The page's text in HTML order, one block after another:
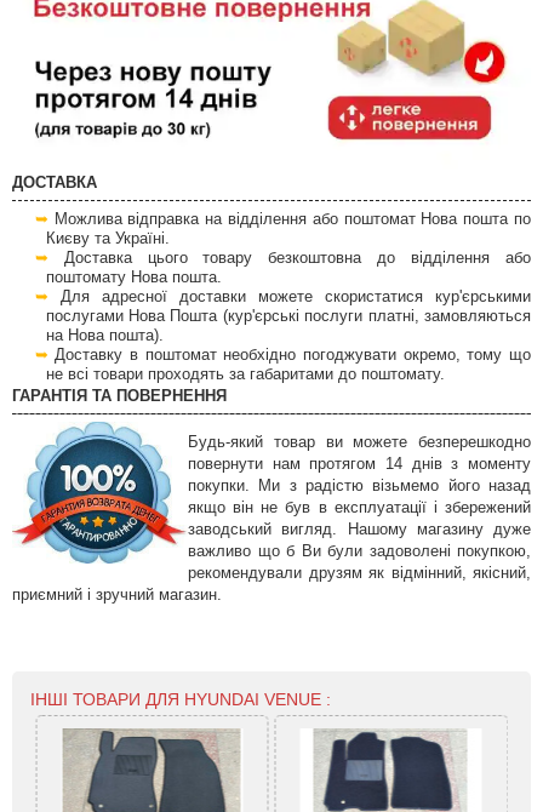
ДОСТАВКА
Можлива відправка на відділення або поштомат Нова пошта по
Києву та Україні.
Доставка цього товару безкоштовна до відділення або
поштомату Нова пошта.
Для адресної доставки можете скористатися кур'єрськими
послугами Нова Пошта (кур'єрські послуги платні, замовляються
на Нова пошта).
Доставку в поштомат необхідно погоджувати окремо, тому що
не всі товари проходять за габаритами до поштомату.
ГАРАНТІЯ ТА ПОВЕРНЕННЯ
Будь-який товар ви можете безперешкодно
повернути нам протягом 14 днів з моменту
покупки. Ми з радістю візьмемо його назад
якщо він не був в експлуатації і збережений
заводський вигляд. Нашому магазину дуже
важливо що б Ви були задоволені покупкою,
рекомендували друзям як відмінний, якісний,
приємний і зручний магазин.
ІНШІ ТОВАРИ ДЛЯ HYUNDAI VENUE :